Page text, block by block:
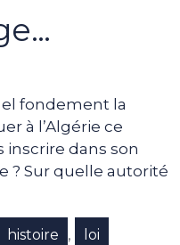
fondement la
à l’Algérie ce
inscrire dans son
? Sur quelle autorité
histoire , loi